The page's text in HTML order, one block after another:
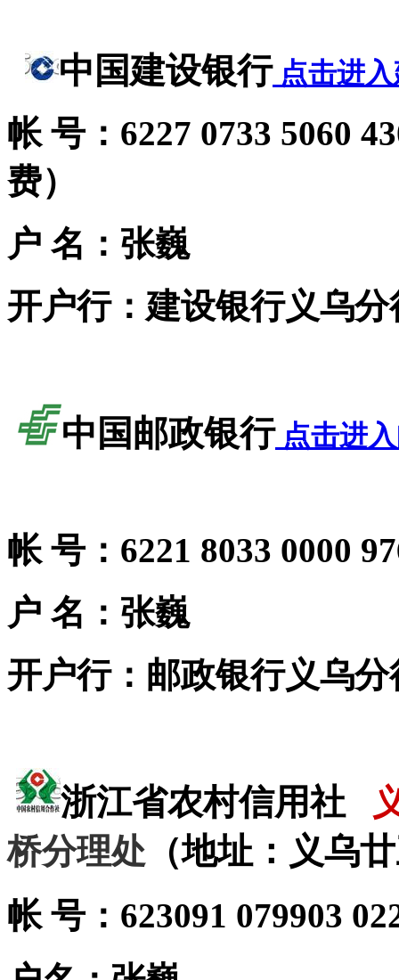
中国建设银行点击进入
帐 号：6227 0733 5060
费）
户 名：张巍
开户行： 建设银行义乌分
中国邮政银行点击进
帐 号：6221 8033 0000
户 名：张巍
开户行：邮政银行义乌分
浙江省农村信用社
桥分理处 （地址：义乌
帐 号：623091 079903